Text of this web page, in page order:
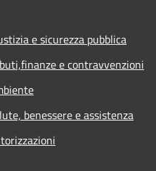
e sicurezza pubblica
e contravvenzioni
benessere e assistenza